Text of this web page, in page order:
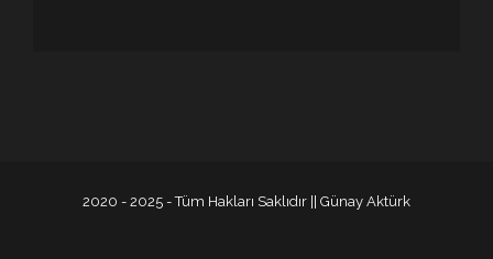
2020 - 2025 - Tüm Hakları Saklıdır || Günay Aktürk